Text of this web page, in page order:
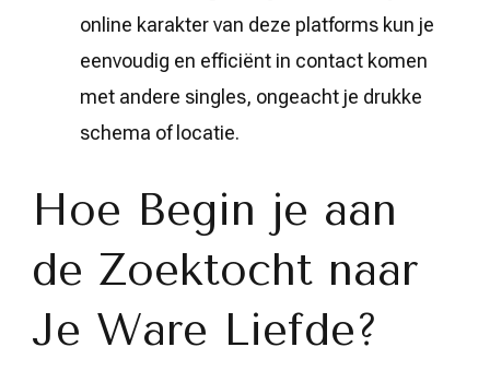
online karakter van deze platforms kun je
eenvoudig en efficiënt in contact komen
met andere singles, ongeacht je drukke
schema of locatie.
Hoe Begin je aan
de Zoektocht naar
Je Ware Liefde?